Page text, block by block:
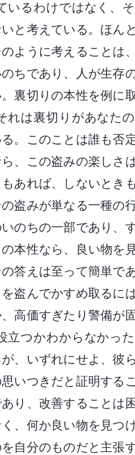
るわけではなく、
と考えている。ほん
ように考えることは
ちであり、人が生存
裏切りの本性を例に
れは裏切りがあなた
。このことは誰も否
、この盗みの楽しさ
あれば、しないとき
盗みが単なる一種の
のちの一部であり、
本性なら、良い物を
答えは至って簡単で
盗んでかすめ取るに
高価すぎたり警備が
立つかわからなかっ
、いずれにせよ、彼
いつきだと証明する
り、改善することは
、何か良い物を見つ
自分のものだと主張